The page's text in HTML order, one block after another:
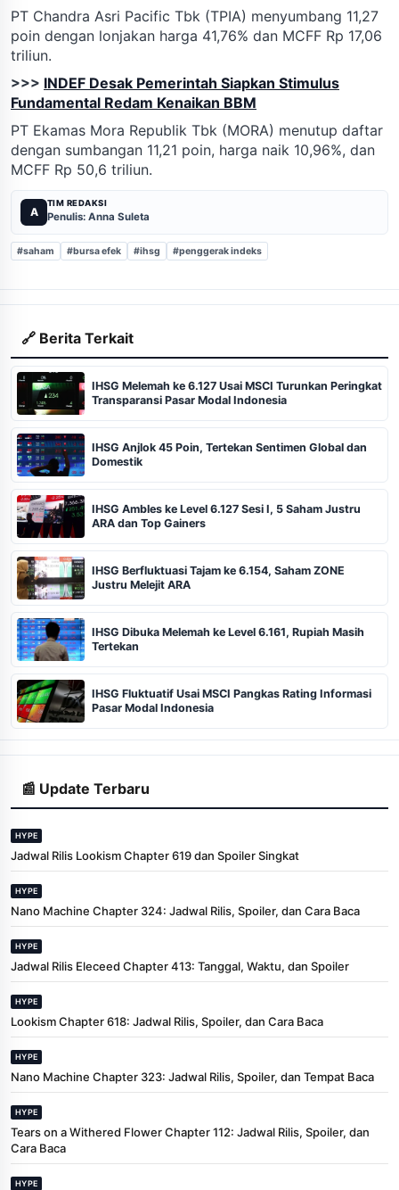
PT Chandra Asri Pacific Tbk (TPIA) menyumbang 11,27
poin dengan lonjakan harga 41,76% dan MCFF Rp 17,06
triliun.
>>> INDEF Desak Pemerintah Siapkan Stimulus
Fundamental Redam Kenaikan BBM
PT Ekamas Mora Republik Tbk (MORA) menutup daftar
dengan sumbangan 11,21 poin, harga naik 10,96%, dan
MCFF Rp 50,6 triliun.
A
TIM REDAKSI
Penulis: Anna Suleta
#saham #bursa efek #ihsg #penggerak indeks
🔗 Berita Terkait
IHSG Melemah ke 6.127 Usai MSCI Turunkan Peringkat
Transparansi Pasar Modal Indonesia
IHSG Anjlok 45 Poin, Tertekan Sentimen Global dan
Domestik
IHSG Ambles ke Level 6.127 Sesi I, 5 Saham Justru
ARA dan Top Gainers
IHSG Berfluktuasi Tajam ke 6.154, Saham ZONE
Justru Melejit ARA
IHSG Dibuka Melemah ke Level 6.161, Rupiah Masih
Tertekan
IHSG Fluktuatif Usai MSCI Pangkas Rating Informasi
Pasar Modal Indonesia
📰 Update Terbaru
HYPE
Jadwal Rilis Lookism Chapter 619 dan Spoiler Singkat
HYPE
Nano Machine Chapter 324: Jadwal Rilis, Spoiler, dan Cara Baca
HYPE
Jadwal Rilis Eleceed Chapter 413: Tanggal, Waktu, dan Spoiler
HYPE
Lookism Chapter 618: Jadwal Rilis, Spoiler, dan Cara Baca
HYPE
Nano Machine Chapter 323: Jadwal Rilis, Spoiler, dan Tempat Baca
HYPE
Tears on a Withered Flower Chapter 112: Jadwal Rilis, Spoiler, dan
Cara Baca
HYPE